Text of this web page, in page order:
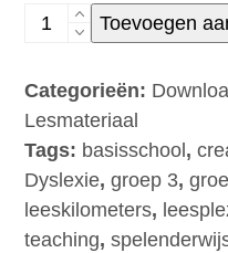
Lezen
lezen
lente)
aantal
Toevoegen
Categorieën:
Lesmateriaal
Tags: basisschool ,
Dyslexie,groep 3,
leeskilometers,
teaching,